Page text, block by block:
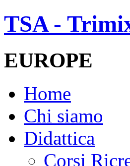
TSA -
EUROPE
Home
Chi siamo
Didattica
Corsi